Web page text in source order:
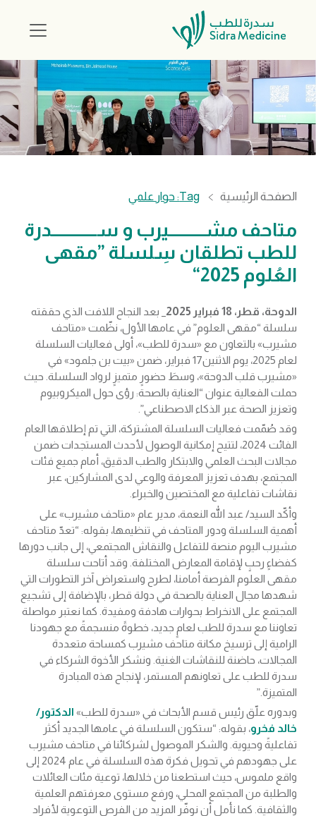
الصفحة الرئيسية Tag: حوار علمي
متاحف مشــــــــــيرب و ســـــــــــــدرة
للطب تطلقان سِلسلة ”مقهى
العُلوم 2025“
الدوحة، قطر، 18 فبراير 2025_
بعد النجاح اللافت الذي حققته
سلسلة “مقهى العلوم” في عامها الأول، نظّمت «متاحف
مشيرب» بالتعاون مع «سدرة للطب»، أولى فعاليات السلسلة
لعام 2025، يوم الاثنين17 فبراير، ضمن «بيت بن جلمود» في
«مشيرب قلب الدوحة»، وسطَ حضورٍ متميزٍ لرواد السلسلة. حيث
حملت الفعالية عنوان “العناية بالصحة: رؤى حول الميكروبيوم
وتعزيز الصحة عبر الذكاء الاصطناعي”.
وقد صُمّمت فعاليات السلسلة المشتركة، التي تم إطلاقها العام
الفائت 2024، لتتيح إمكانية الوصول لأحدث المستجدات ضمن
مجالات البحث العلمي والابتكار والطب الدقيق، أمام جميع فئات
المجتمع، بهدف تعزيز المعرفة والوعي لدى المشاركين، عبر
نقاشات تفاعلية مع المختصين والخبراء.
وأكّد السيد/ عبد الله النعمة، مدير عام «متاحف مشيرب» على
أهمية السلسلة ودور المتاحف في تنظيمها، بقوله: “تعدّ متاحف
مشيرب اليوم منصة للتفاعل والنقاش المجتمعي، إلى جانب دورها
كفضاءٍ رحبٍ لإقامة المعارض المختلفة. وقد أتاحت سلسلة
مقهى العلوم الفرصة أمامنا، لطرح واستعراض آخر التطورات التي
شهدها مجال العناية بالصحة في دولة قطر، بالإضافة إلى تشجيع
المجتمع على الانخراط بحوارات هادفة ومفيدة. كما نعتبر مواصلة
تعاوننا مع سدرة للطب لعامٍ جديد، خطوةً منسجمةً مع جهودنا
الرامية إلى ترسيخ مكانة متاحف مشيرب كمساحة متعددة
المجالات، حاضنة للنقاشات الغنية. ونشكر الأخوة الشركاء في
سدرة للطب على تعاونهم المستمر، لإنجاح هذه المبادرة
المتميزة.”
وبدوره علّق رئيس قسم الأبحاث في «سدرة للطب» الدكتور/
خالد فخرو، بقوله: “ستكون السلسلة في عامها الجديد أكثر
تفاعليةً وحيوية. والشكر الموصول لشركائنا في متاحف مشيرب
على جهودهم في تحويل فكرة هذه السلسلة في عام 2024 إلى
واقع ملموس، حيث استطعنا من خلالها، توعية مئات العائلات
والطلبة من المجتمع المحلي، ورفع مستوى معرفتهم العلمية
والثقافية. كما نأمل أن نوفّر المزيد من الفرص التوعوية لأفراد